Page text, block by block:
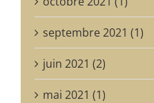
septembre 2021 (1)
juin 2021 (2)
mai 2021 (1)